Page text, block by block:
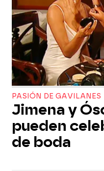
PASIÓN DE GAVILANES
Jimena y
pueden
de boda